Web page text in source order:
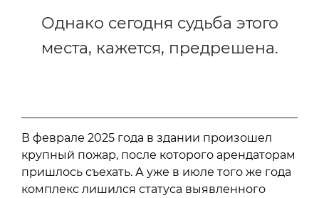
Однако сегодня судьба этого
места, кажется, предрешена.
В феврале 2025 года в здании произошел
крупный пожар, после которого арендаторам
пришлось съехать. А уже в июле того же года
комплекс лишился статуса выявленного